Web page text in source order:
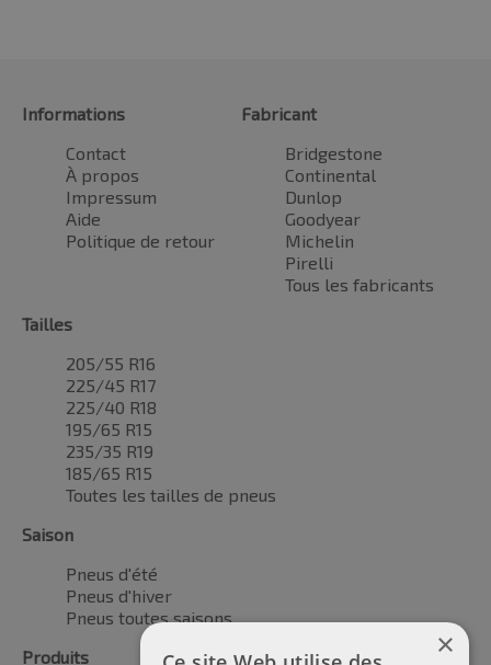
Informations
Contact
À propos
Impressum
Aide
Politique de retour
Fabricant
Bridgestone
Continental
Dunlop
Goodyear
Michelin
Pirelli
Tous les fabricants
Tailles
205/55 R16
225/45 R17
225/40 R18
195/65 R15
235/35 R19
185/65 R15
Toutes les tailles de pneus
Saison
Pneus d'été
Pneus d'hiver
Pneus toutes saisons
Produits
×